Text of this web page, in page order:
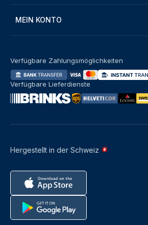
MEIN KONTO
Hergestellt in der Schweiz
Verfügbare Zahlungsmöglichkeiten
Verfügbare Lieferdienste